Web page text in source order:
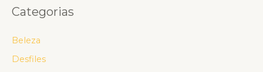
Categorias
Beleza
Desfiles